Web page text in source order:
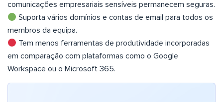
comunicações empresariais sensíveis permanecem seguras.
Suporta vários domínios e contas de email para todos os
membros da equipa.
Tem menos ferramentas de produtividade incorporadas
em comparação com plataformas como o Google
Workspace ou o Microsoft 365.